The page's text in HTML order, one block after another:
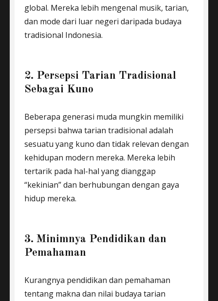
global. Mereka lebih mengenal musik, tarian,
dan mode dari luar negeri daripada budaya
tradisional Indonesia.
2. Persepsi Tarian Tradisional
Sebagai Kuno
Beberapa generasi muda mungkin memiliki
persepsi bahwa tarian tradisional adalah
sesuatu yang kuno dan tidak relevan dengan
kehidupan modern mereka. Mereka lebih
tertarik pada hal-hal yang dianggap
“kekinian” dan berhubungan dengan gaya
hidup mereka.
3. Minimnya Pendidikan dan
Pemahaman
Kurangnya pendidikan dan pemahaman
tentang makna dan nilai budaya tarian